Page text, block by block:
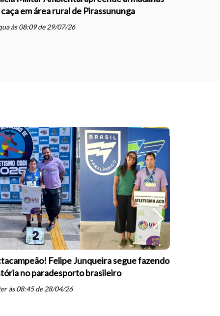
em área rural de Pirassununga
às 08:09 de 29/07/26
Felipe Junqueira segue fazendo
no paradesporto brasileiro
às 08:45 de 28/04/26